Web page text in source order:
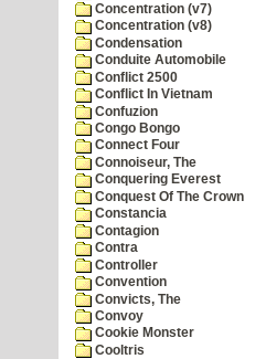
Concentration (v7)
Concentration (v8)
Condensation
Conduite Automobile
Conflict 2500
Conflict In Vietnam
Confuzion
Congo Bongo
Connect Four
Connoiseur, The
Conquering Everest
Conquest Of The Crown
Constancia
Contagion
Contra
Controller
Convention
Convicts, The
Convoy
Cookie Monster
Cooltris